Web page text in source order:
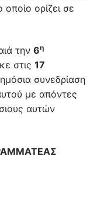
ορίζει σε
την 6η
στις 17
συνεδρίαση
με απόντες
αυτών